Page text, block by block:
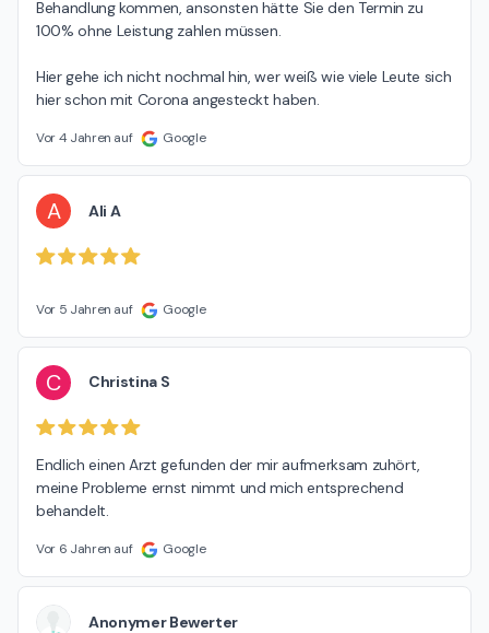
Behandlung kommen, ansonsten hätte Sie den Termin zu
100% ohne Leistung zahlen müssen.
Hier gehe ich nicht nochmal hin, wer weiß wie viele Leute sich
hier schon mit Corona angesteckt haben.
Vor 4 Jahren auf Google
A Ali A
Vor 5 Jahren auf Google
C Christina S
Endlich einen Arzt gefunden der mir aufmerksam zuhört,
meine Probleme ernst nimmt und mich entsprechend
behandelt.
Vor 6 Jahren auf Google
Anonymer Bewerter